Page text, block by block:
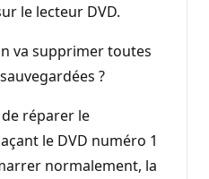
le lecteur DVD.
va supprimer toutes
?
réparer le
le DVD numéro 1
normalement, la